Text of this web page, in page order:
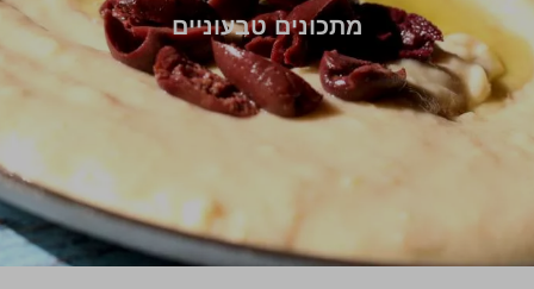
מתכונים טבעוניים